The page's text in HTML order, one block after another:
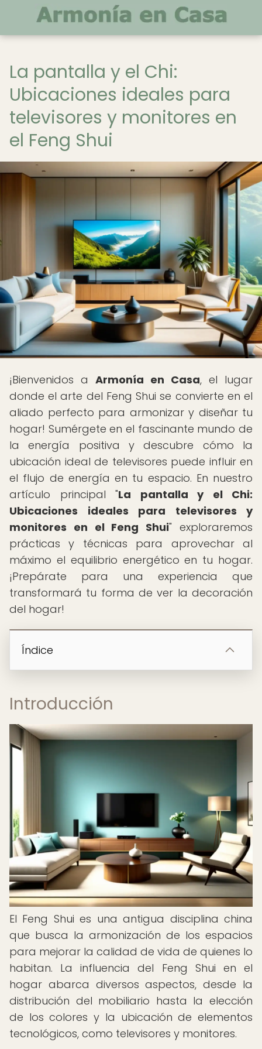
La pantalla y el Chi:
Ubicaciones ideales para
televisores y monitores en
el Feng Shui
¡Bienvenidos a Armonía en Casa, el lugar
donde el arte del Feng Shui se convierte en el
aliado perfecto para armonizar y diseñar tu
hogar! Sumérgete en el fascinante mundo de
la energía positiva y descubre cómo la
ubicación ideal de televisores puede influir en
el flujo de energía en tu espacio. En nuestro
artículo principal "La pantalla y el Chi:
Ubicaciones ideales para televisores y
monitores en el Feng Shui" exploraremos
prácticas y técnicas para aprovechar al
máximo el equilibrio energético en tu hogar.
¡Prepárate para una experiencia que
transformará tu forma de ver la decoración
del hogar!
Índice
Introducción
El Feng Shui es una antigua disciplina china
que busca la armonización de los espacios
para mejorar la calidad de vida de quienes lo
habitan. La influencia del Feng Shui en el
hogar abarca diversos aspectos, desde la
distribución del mobiliario hasta la elección
de los colores y la ubicación de elementos
tecnológicos, como televisores y monitores.